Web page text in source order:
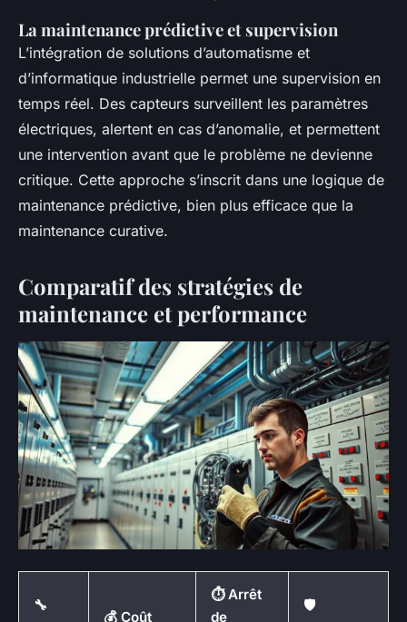
La maintenance prédictive et supervision
L’intégration de solutions d’automatisme et
d’informatique industrielle permet une supervision en
temps réel. Des capteurs surveillent les paramètres
électriques, alertent en cas d’anomalie, et permettent
une intervention avant que le problème ne devienne
critique. Cette approche s’inscrit dans une logique de
maintenance prédictive, bien plus efficace que la
maintenance curative.
Comparatif des stratégies de
maintenance et performance
🔧
💰 Coût
⏱️ Arrêt
de
🛡️